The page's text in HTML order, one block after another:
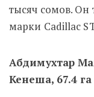
тысяч сомов. Он
марки Cadillac
Абдимухтар
Кенеша, 67.4